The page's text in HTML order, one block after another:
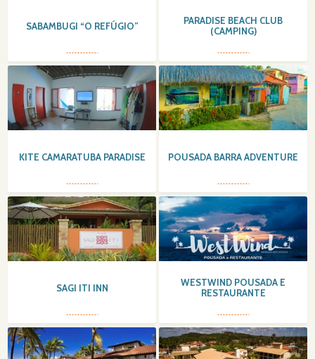
SABAMBUGI “O REFÚGIO”
PARADISE BEACH CLUB
(CAMPING)
KITE CAMARATUBA PARADISE POUSADA BARRA ADVENTURE
SAGI ITI INN
WESTWIND POUSADA E
RESTAURANTE